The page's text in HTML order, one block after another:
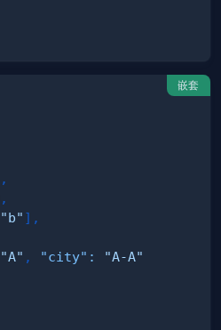
嵌套
,
,
"b" ] ,
"A" , "city" :
"A-A"